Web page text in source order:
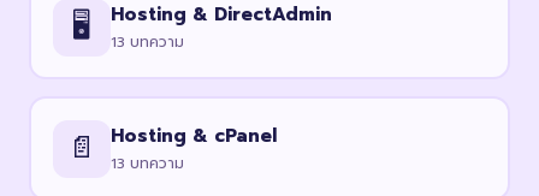
🖥️ Hosting & DirectAdmin
13 บทความ
📄 Hosting & cPanel
13 บทความ